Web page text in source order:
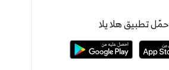
حمّل تطبيق هلا يلا